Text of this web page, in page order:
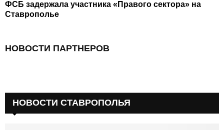
ФСБ задержала участника «Правого сектора» на
Ставрополье
НОВОСТИ ПАРТНЕРОВ
НОВОСТИ СТАВРОПОЛЬЯ